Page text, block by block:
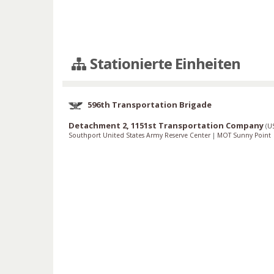
Stationierte Einheiten
596th Transportation Brigade
Detachment 2, 1151st Transportation Company (
Southport United States Army Reserve Center | MOT Sunny Point